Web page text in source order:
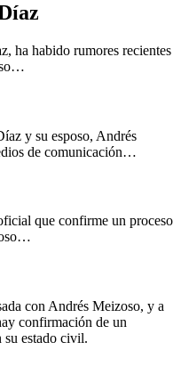
ha habido rumores recientes
y su esposo, Andrés
de comunicación…
que confirme un proceso
con Andrés Meizoso, y a
confirmación de un
su estado civil.